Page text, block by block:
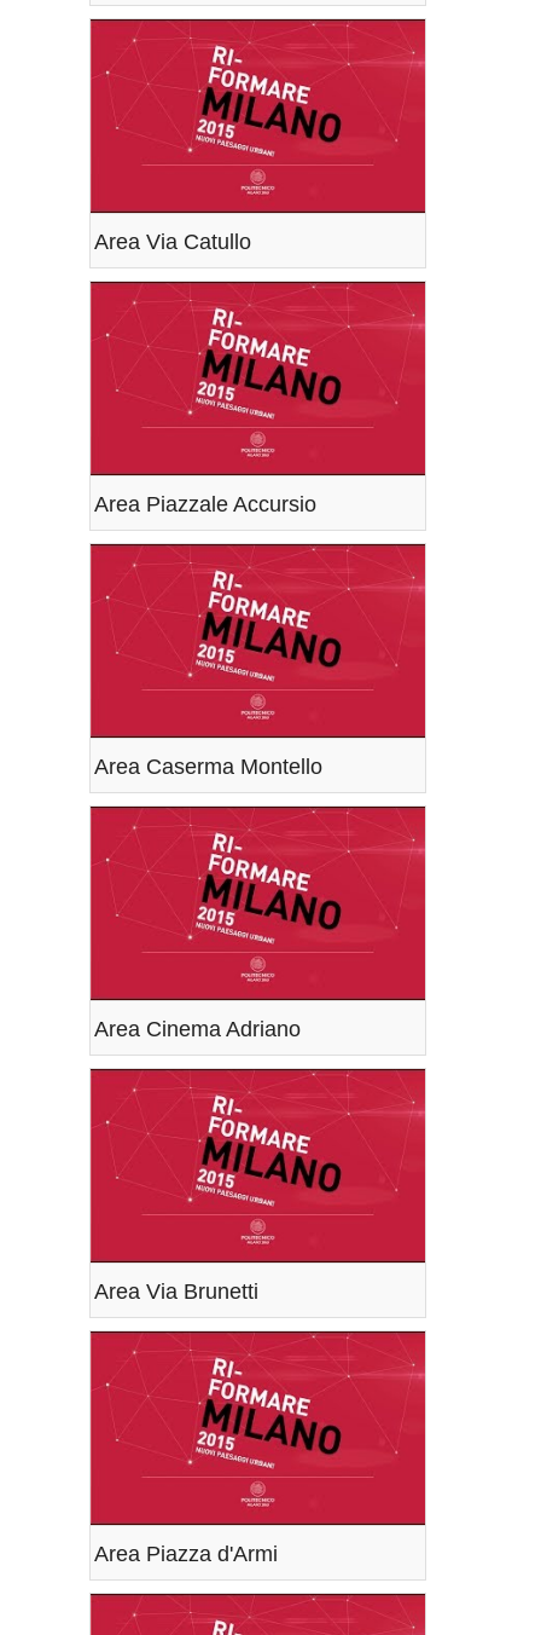
Area Via Catullo
Area Piazzale Accursio
Area Caserma Montello
Area Cinema Adriano
Area Via Brunetti
Area Piazza d'Armi